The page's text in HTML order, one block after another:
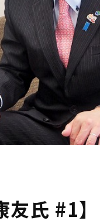
友氏 #1